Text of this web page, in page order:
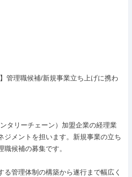
管理職候補/新規事業立ち上げに携わ
タリーチェーン）加盟企業の経理業
ジメントを担います。新規事業の立ち
職候補の募集です。
る管理体制の構築から遂行まで幅広く